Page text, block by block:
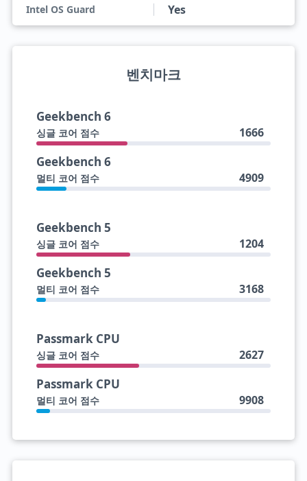
Intel OS Guard Yes
벤치마크
Geekbench 6
싱글 코어 점수 1666
Geekbench 6
멀티 코어 점수 4909
Geekbench 5
싱글 코어 점수 1204
Geekbench 5
멀티 코어 점수 3168
Passmark CPU
싱글 코어 점수 2627
Passmark CPU
멀티 코어 점수 9908